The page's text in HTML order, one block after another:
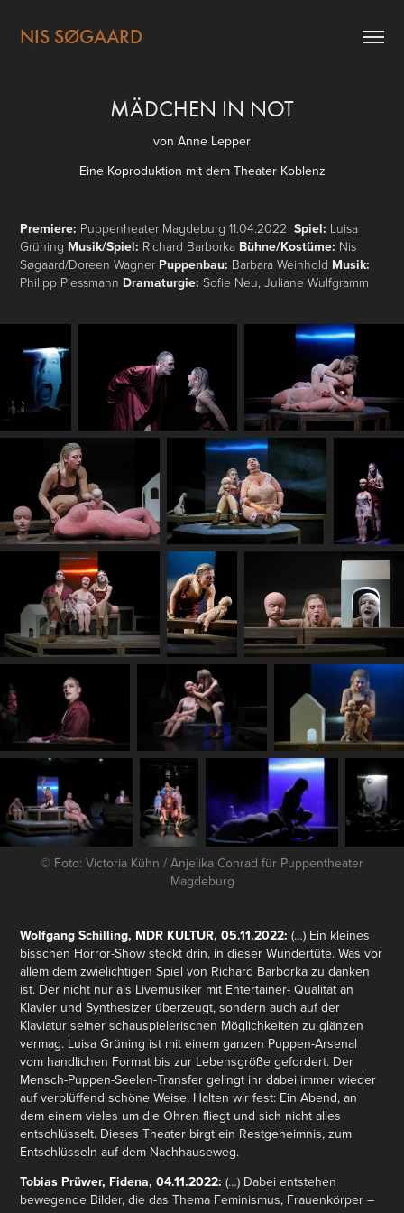
NIS SØGAARD
MÄDCHEN IN NOT
von Anne Lepper
Eine Koproduktion mit dem Theater Koblenz
Premiere: Puppenheater Magdeburg 11.04.2022 Spiel: Luisa
Grüning Musik/Spiel: Richard Barborka Bühne/Kostüme: Nis
Søgaard/Doreen Wagner Puppenbau: Barbara Weinhold Musik:
Philipp Plessmann Dramaturgie:Sofie Neu, Juliane Wulfgramm
© Foto: Victoria Kühn / Anjelika Conrad für Puppentheater
Magdeburg
Wolfgang Schilling, MDR KULTUR, 05.11.2022:(…) Ein kleines
bisschen Horror-Show steckt drin, in dieser Wundertüte. Was vor
allem dem zwielichtigen Spiel von Richard Barborka zu danken
ist. Der nicht nur als Livemusiker mit Entertainer- Qualität an
Klavier und Synthesizer überzeugt, sondern auch auf der
Klaviatur seiner schauspielerischen Möglichkeiten zu glänzen
vermag. Luisa Grüning ist mit einem ganzen Puppen-Arsenal
vom handlichen Format bis zur Lebensgröße gefordert. Der
Mensch-Puppen-Seelen-Transfer gelingt ihr dabei immer wieder
auf verblüffend schöne Weise. Halten wir fest: Ein Abend, an
dem einem vieles um die Ohren fliegt und sich nicht alles
entschlüsselt. Dieses Theater birgt ein Restgeheimnis, zum
Entschlüsseln auf dem Nachhauseweg.
Tobias Prüwer, Fidena, 04.11.2022: (…) Dabei entstehen
bewegende Bilder, die das Thema Feminismus, Frauenkörper –